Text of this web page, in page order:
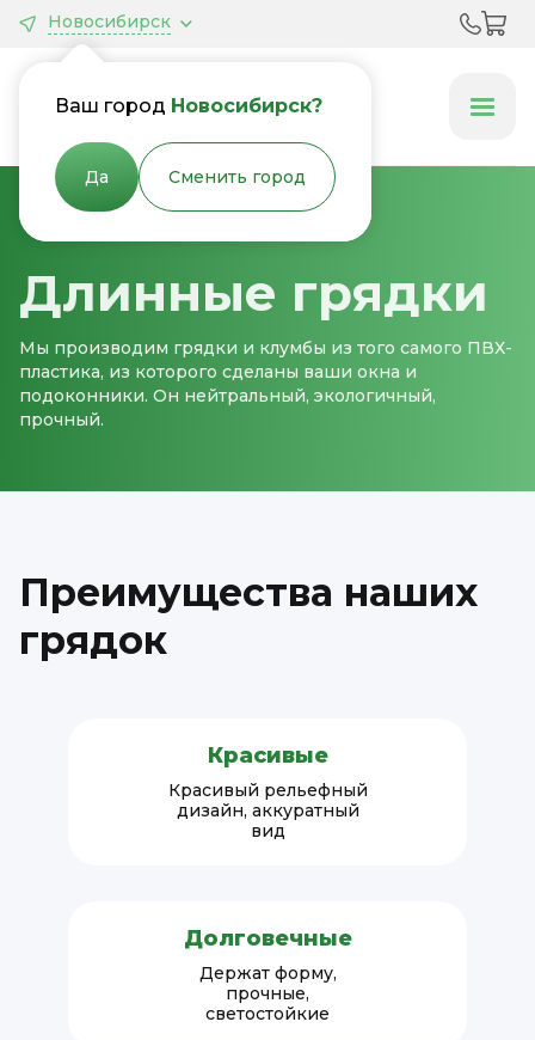
Новосибирск
Ваш город Новосибирск?
Да Сменить город
Грядки & Клумбы
Главная Грядки для участка
Длинные грядки
Мы производим грядки и клумбы из того самого ПВХ-
пластика, из которого сделаны ваши окна и
подоконники. Он нейтральный, экологичный,
прочный.
Преимущества наших
грядок
Красивые
Красивый рельефный
дизайн, аккуратный
вид
Долговечные
Держат форму,
прочные,
светостойкие